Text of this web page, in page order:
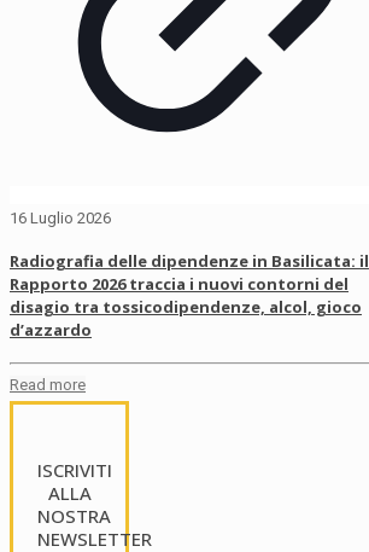
16 Luglio 2026
Radiografia delle dipendenze in Basilicata: il
Rapporto 2026 traccia i nuovi contorni del
disagio tra tossicodipendenze, alcol, gioco
d’azzardo
Read more
ISCRIVITI
ALLA
NOSTRA
NEWSLETTER